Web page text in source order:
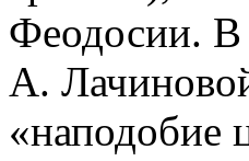
Феодосии. В
А.
«наподобие